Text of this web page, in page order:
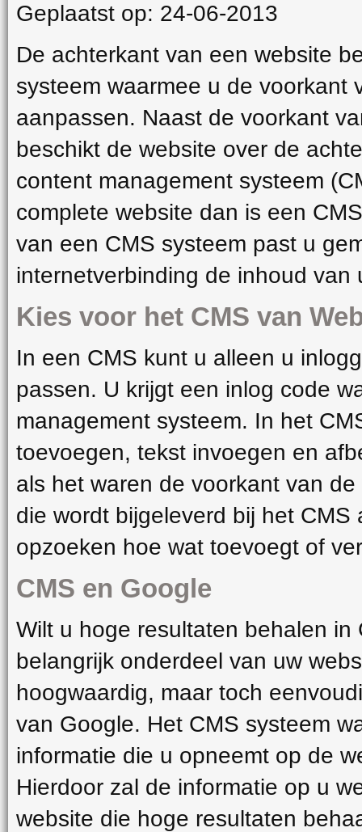
Geplaatst op: 24-06-2013
De achterkant van een website
systeem waarmee u de voorkant
aanpassen. Naast de voorkant
beschikt de website over de
content management systeem
complete website dan is een
van een CMS systeem past u
internetverbinding de inhoud van
Kies voor het CMS van
In een CMS kunt u alleen u
passen. U krijgt een inlog code
management systeem. In het
toevoegen, tekst invoegen en
als het waren de voorkant van
die wordt bijgeleverd bij het
opzoeken hoe wat toevoegt of
CMS en Google
Wilt u hoge resultaten behalen
belangrijk onderdeel van uw
hoogwaardig, maar toch
van Google. Het CMS systeem
informatie die u opneemt op de
Hierdoor zal de informatie op u
website die hoge resultaten